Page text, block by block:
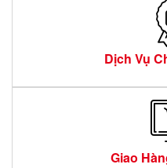
Dịch Vụ
Giao